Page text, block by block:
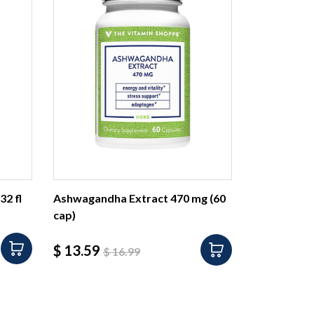
fl
Ashwagandha Extract 470 mg (60
cap)
Precio
$ 13.59 Precio
$ 16.99